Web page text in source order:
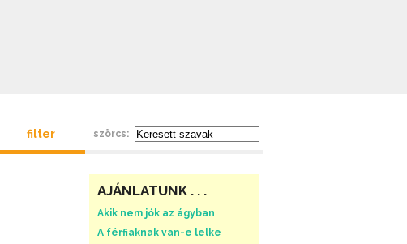
AJÁNLATUNK . . .
Akik nem jók az ágyban
A férfiaknak van-e lelke
filter szörcs: